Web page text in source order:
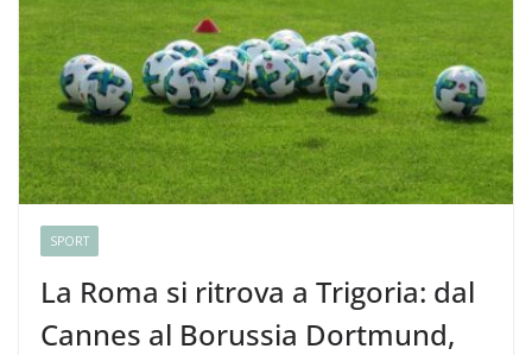
SPORT
La Roma si ritrova a Trigoria: dal
Cannes al Borussia Dortmund,